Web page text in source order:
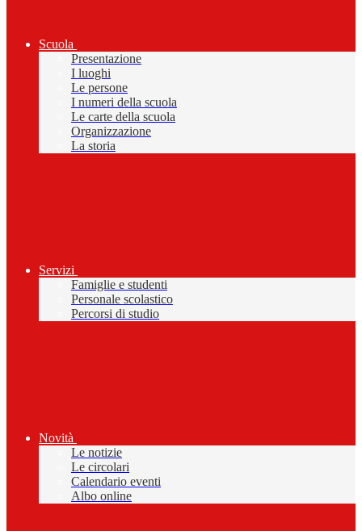
Scuola
Presentazione
I luoghi
Le persone
I numeri della scuola
Le carte della scuola
Organizzazione
La storia
Servizi
Famiglie e studenti
Personale scolastico
Percorsi di studio
Novità
Le notizie
Le circolari
Calendario eventi
Albo online